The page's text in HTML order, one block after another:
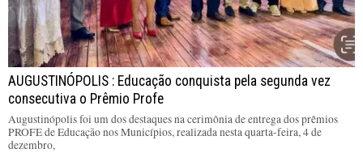
AUGUSTINÓPOLIS : Educação conquista pela segunda vez
consecutiva o Prêmio Profe
Augustinópolis foi um dos destaques na cerimônia de entrega dos prêmios
PROFE de Educação nos Municípios, realizada nesta quarta-feira, 4 de
dezembro,